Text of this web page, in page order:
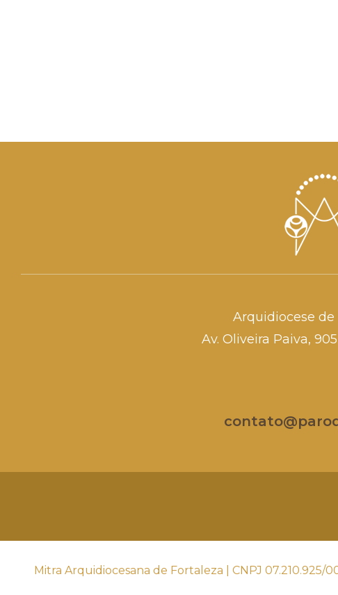
Arquidiocese de
Av. Oliveira Paiva,
Mitra Arquidiocesana de Fortaleza | CNPJ 07.210.925/